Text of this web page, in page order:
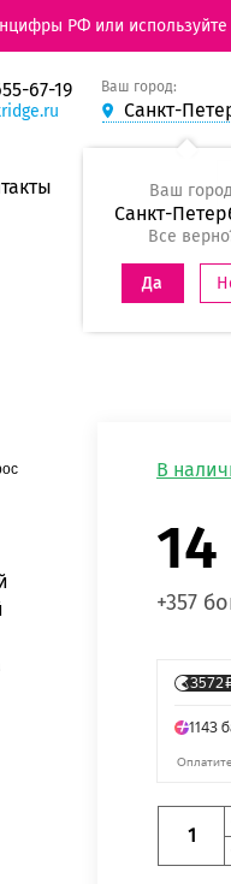
РФ или используйте
67-19 Ваш город:
Санкт-
Ваш
Санкт-
Все
Да
В
+357